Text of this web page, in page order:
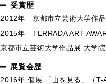
受賞歴
2012年 京都市立芸術大学作
2015年 TERRADA ART
京都市立芸術大学作品展 大学
展覧会歴
2016年 個展 「山を見る」（ T-